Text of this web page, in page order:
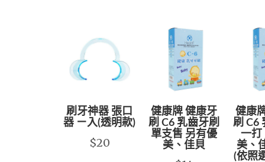
刷牙神器 張口
器 ㄧ入(透明款)
$20
健康牌 健康牙
刷 C6 乳齒牙刷
單支售 另有優
美、佳貝
健康
刷 C6
一打
美、
(依照